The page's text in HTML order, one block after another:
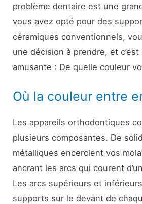
problème dentaire est une
vous avez opté pour des
céramiques conventionnels,
une décision à prendre, et
amusante : De quelle couleur
Où la couleur entre
Les appareils orthodontiques
plusieurs composantes. De
métalliques encerclent vos
ancrant les arcs qui courent
Les arcs supérieurs et
supports sur le devant de